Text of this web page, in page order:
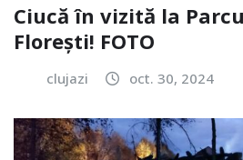
Ciucă în vizită la
Florești! FOTO
clujazi oct. 30, 2024